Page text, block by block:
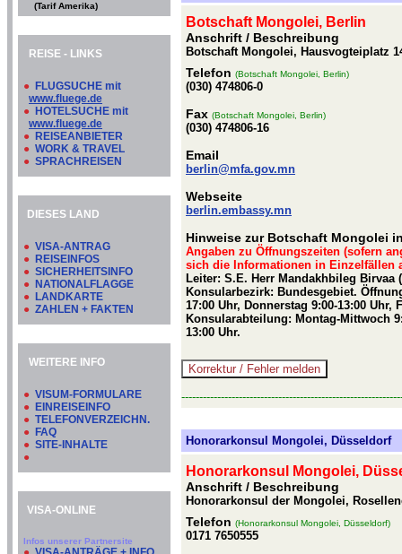
(Tarif Amerika)
REISE - LINKS
● FLUGSUCHE mit
www.fluege.de
● HOTELSUCHE mit
www.fluege.de
● REISEANBIETER
● WORK & TRAVEL
● SPRACHREISEN
DIESES LAND
● VISA-ANTRAG
● REISEINFOS
● SICHERHEITSINFO
● NATIONALFLAGGE
● LANDKARTE
● ZAHLEN + FAKTEN
WEITERE INFO
● VISUM-FORMULARE
● EINREISEINFO
● TELEFONVERZEICHN.
● FAQ
● SITE-INHALTE
●
VISA-ONLINE
Infos unserer Partnersite
Botschaft Mongolei, Berlin
Anschrift / Beschreibung
Botschaft Mongolei, Hausvogteiplatz
Telefon (Botschaft Mongolei, Berlin)
(030) 474806-0
Fax (Botschaft Mongolei, Berlin)
(030) 474806-16
Email
berlin@mfa.gov.mn
Webseite
berlin.embassy.mn
Hinweise zur Botschaft Mongolei
Angaben zu Öffnungszeiten (sofern
sich die Informationen in Einzelfällen
Leiter: S.E. Herr Mandakhbileg
Konsularbezirk: Bundesgebiet.
17:00 Uhr, Donnerstag 9:00-13:00
Konsularabteilung: Montag-Mittwoch
13:00 Uhr.
Honorarkonsul Mongolei, Düsseldorf
Honorarkonsul Mongolei,
Anschrift / Beschreibung
Honorarkonsul der Mongolei,
Telefon (Honorarkonsul Mongolei, Düsseldorf)
0171 7650555